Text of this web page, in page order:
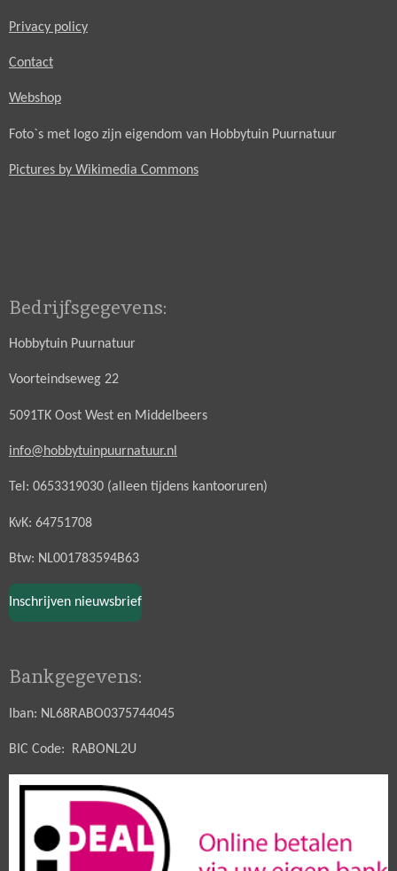
Privacy policy
Contact
Webshop
Foto`s met logo zijn eigendom van Hobbytuin Puurnatuur
Pictures by Wikimedia Commons
Bedrijfsgegevens:
Hobbytuin Puurnatuur
Voorteindseweg 22
5091TK Oost West en Middelbeers
info@hobbytuinpuurnatuur.nl
Tel: 0653319030 (alleen tijdens kantooruren)
KvK: 64751708
Btw: NL001783594B63
Inschrijven nieuwsbrief
Bankgegevens:
Iban: NL68RABO0375744045
BIC Code: RABONL2U